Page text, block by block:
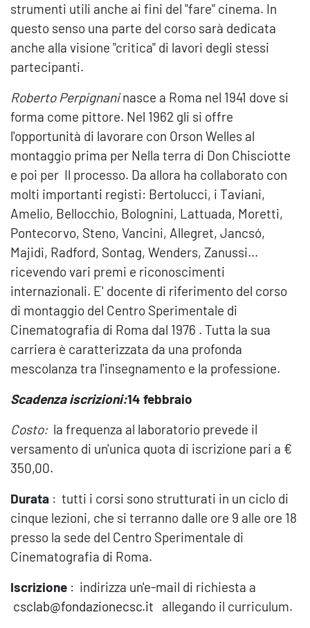
strumenti utili anche ai fini del "fare" cinema. In
questo senso una parte del corso sarà dedicata
anche alla visione "critica" di lavori degli stessi
partecipanti.
Roberto Perpignani nasce a Roma nel 1941 dove si
forma come pittore. Nel 1962 gli si offre
l'opportunità di lavorare con Orson Welles al
montaggio prima per Nella terra di Don Chisciotte
e poi per Il processo. Da allora ha collaborato con
molti importanti registi: Bertolucci, i Taviani,
Amelio, Bellocchio, Bolognini, Lattuada, Moretti,
Pontecorvo, Steno, Vancini, Allegret, Jancsó,
Majidi, Radford, Sontag, Wenders, Zanussi...
ricevendo vari premi e riconoscimenti
internazionali. E' docente di riferimento del corso
di montaggio del Centro Sperimentale di
Cinematografia di Roma dal 1976 . Tutta la sua
carriera è caratterizzata da una profonda
mescolanza tra l'insegnamento e la professione.
Scadenza iscrizioni:14 febbraio
Costo: la frequenza al laboratorio prevede il
versamento di un'unica quota di iscrizione pari a €
350,00.
Durata : tutti i corsi sono strutturati in un ciclo di
cinque lezioni, che si terranno dalle ore 9 alle ore 18
presso la sede del Centro Sperimentale di
Cinematografia di Roma.
Iscrizione : indirizza un'e-mail di richiesta a
csclab@fondazionecsc.it
allegando il curriculum.